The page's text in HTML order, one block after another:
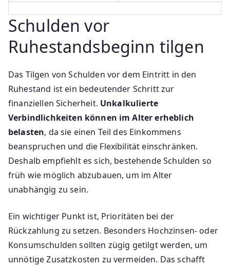
Schulden vor
Ruhestandsbeginn tilgen
Das Tilgen von Schulden vor dem Eintritt in den
Ruhestand ist ein bedeutender Schritt zur
finanziellen Sicherheit. Unkalkulierte
Verbindlichkeiten können im Alter erheblich
belasten, da sie einen Teil des Einkommens
beanspruchen und die Flexibilität einschränken.
Deshalb empfiehlt es sich, bestehende Schulden so
früh wie möglich abzubauen, um im Alter
unabhängig zu sein.
Ein wichtiger Punkt ist, Prioritäten bei der
Rückzahlung zu setzen. Besonders Hochzinsen- oder
Konsumschulden sollten zügig getilgt werden, um
unnötige Zusatzkosten zu vermeiden. Das schafft